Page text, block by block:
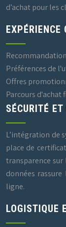
d’achat pour les
EXPÉRIENCE
Préférences de
Offres
Parcours d'achat
SÉCURITÉ
L’intégration de
place de
transparence
données
ligne.
LOGISTIQUE